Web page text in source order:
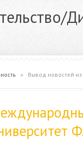
» Вывод новостей